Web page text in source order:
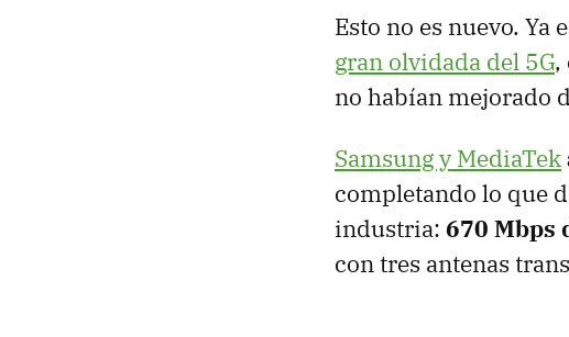
Esto no es nuevo. Ya
gran olvidada del 5G,
no habían mejorado
Samsung y MediaTek
completando lo que
industria: 670 Mbps
con tres antenas